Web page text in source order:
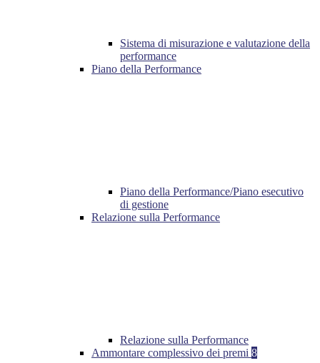
Sistema di misurazione e valutazione della
performance
Piano della Performance
Piano della Performance/Piano esecutivo
di gestione
Relazione sulla Performance
Relazione sulla Performance
Ammontare complessivo dei premi 8